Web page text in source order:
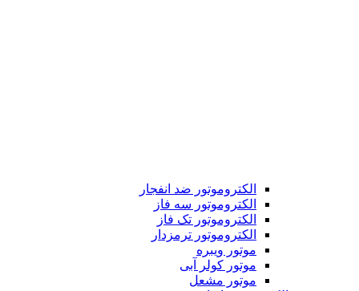
الکتروموتور ضد انفجار
الکتروموتور سه فاز
الکتروموتور تک فاز
الکتروموتور ترمزدار
موتور ویبره
موتور کولر آبی
موتور مشعل